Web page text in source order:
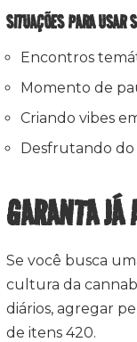
SITUAÇÕES PARA USAR
Encontros
Momento de
Criando vibes
Desfrutando
GARANTA
Se você busca
cultura da
diários, agregar
de itens 420.